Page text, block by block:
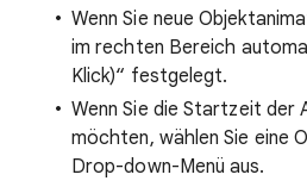
Wenn Sie neue
im rechten Bereich
Klick)“ festgelegt.
Wenn Sie die Startzeit der
möchten, wählen Sie eine
Drop-down-Menü aus.